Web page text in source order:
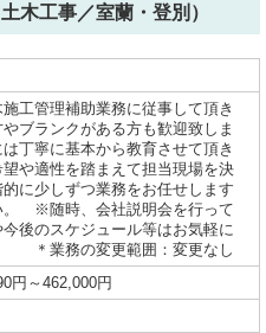
木工事／室蘭・登別）
工管理補助業務に従事して頂き
ブランクがある方も歓迎致しま
丁寧に基本から教育させて頂き
や適性を踏まえて担当現場を決
に少しずつ業務をお任せします
。 ※随時、会社説明会を行って
のスケジュール等はお気軽に
業務の変更範囲：変更なし
円～462,000円